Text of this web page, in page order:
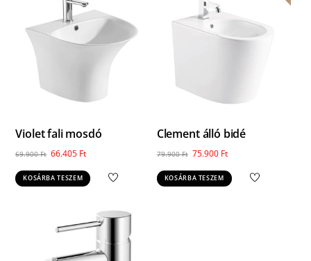
Violet fali mosdó
69.900Ft Original
price
was:
66.405 FtCurrent
price
is:
KOSÁRBA TESZEM
Clement álló bidé
79.900Ft Original
price
was:
75.900 FtCurrent
price
is:
KOSÁRBA TESZEM